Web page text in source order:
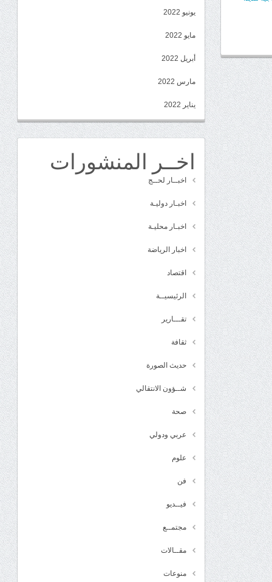
يونيو 2022
مايو 2022
أبريل 2022
مارس 2022
يناير 2022
اخــر المنشورات
اخبــار لحــج
اخبـار دوليـة
اخبـار محليـة
اخبار الرياضة
اقتصاد
الرئيسيــة
تقـــارير
ثقافة
حديث الصورة
شــؤون الانتقالي
صحة
عربي ودولي
علوم
فن
فيــديو
مجتمــع
مقــالات
منوعات